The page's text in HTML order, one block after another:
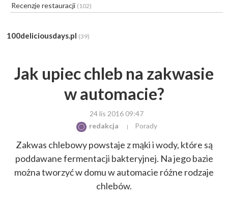
Recenzje restauracji (102)
100deliciousdays.pl (39)
Jak upiec chleb na zakwasie
w automacie?
24 lis 2016 09:47
redakcja
Porady
Zakwas chlebowy powstaje z mąki i wody, które są
poddawane fermentacji bakteryjnej. Na jego bazie
można tworzyć w domu w automacie różne rodzaje
chlebów.